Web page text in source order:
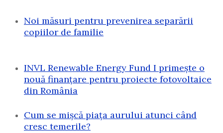
Noi măsuri pentru prevenirea separării
copiilor de familie
INVL Renewable Energy Fund I primește o
nouă finanțare pentru proiecte fotovoltaice
din România
Cum se mișcă piața aurului atunci când
cresc temerile?